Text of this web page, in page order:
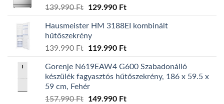
139.990Ft
Original
was:
139.990 Ft.
129.990 FtCurrent
is:
Hausmeister HM 3188EI kombinált
hűtőszekrény
139.990Ft
Original
was:
139.990 Ft.
119.990 FtCurrent
is:
119.990 Ft.
Gorenje N619EAW4 G600 Szabadonálló
készülék fagyasztós hűtőszekrény, 186 x 59.5 x
59 cm, Fehér
157.990Ft
Original
149.990 FtCurrent